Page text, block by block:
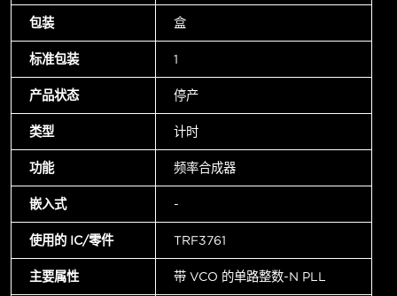
包装 盒
标准包装 1
产品状态 停产
类型 计时
功能 频率合成器
嵌入式 -
使用的 IC/零件 TRF3761
主要属性 带 VCO 的单路整数-N PLL